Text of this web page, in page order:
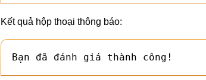
Kết quả hộp thoại thông báo:
Bạn đã đánh giá thành công!